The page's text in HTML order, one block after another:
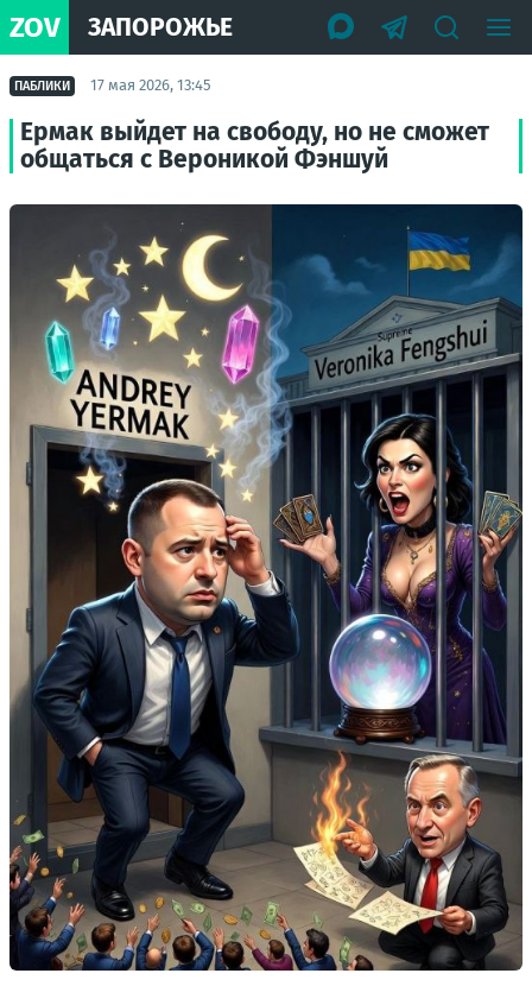
ZOV ЗАПОРОЖЬЕ
ПАБЛИКИ 17 мая 2026, 13:45
Ермак выйдет на свободу, но не сможет
общаться с Вероникой Фэншуй